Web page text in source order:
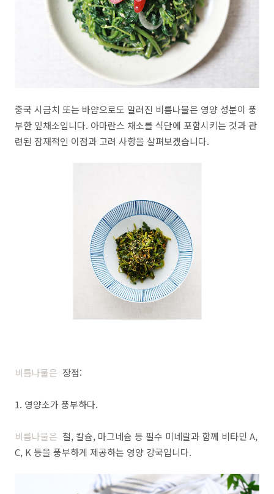
중국 시금치 또는 바얌으로도 알려진 비름나물은 영양 성분이 풍
부한 잎채소입니다. 아마란스 채소를 식단에 포함시키는 것과 관
련된 잠재적인 이점과 고려 사항을 살펴보겠습니다.
비름나물은 장점:
1. 영양소가 풍부하다.
비름나물은 철, 칼슘, 마그네슘 등 필수 미네랄과 함께 비타민 A,
C, K 등을 풍부하게 제공하는 영양 강국입니다.